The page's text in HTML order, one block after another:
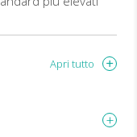
Apri tutto